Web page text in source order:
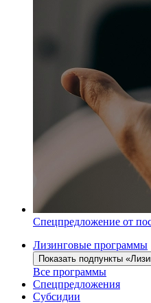
Спецпредложение от
Лизинговые программы
Показать подпункты
Все программы
Спецпредложения
Субсидии